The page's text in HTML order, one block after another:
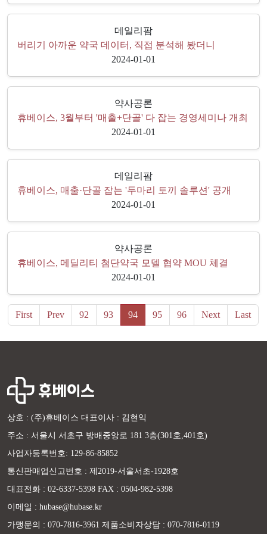
데일리팜
버리기 아까운 약국 데이터, 직접 분석해 봤더니
2024-01-01
약사공론
휴베이스, 3월부터 '매출+단골' 다 잡는 경영세미나 개최
2024-01-01
데일리팜
휴베이스, 매출·단골 잡는 '두마리 토끼 솔루션' 공개
2024-01-01
약사공론
휴베이스, 메딜리티 첨단약국 모델 협약 MOU 체결
2024-01-01
First Prev 92 93 94 95 96 Next Last
상호 : (주)휴베이스 대표이사 : 김현익
주소 : 서울시 서초구 방배중앙로 181 3층(301호,401호)
사업자등록번호: 129-86-85852
통신판매업신고번호 : 제2019-서울서초-1928호
대표전화 : 02-6337-5398 FAX : 0504-982-5398
이메일 : hubase@hubase.kr
가맹문의 : 070-7816-3961 제품소비자상담 : 070-7816-0119